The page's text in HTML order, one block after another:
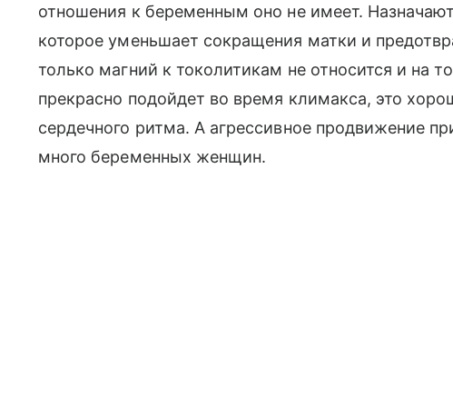
отношения к беременным оно не имеет.
которое уменьшает сокращения матки и
только магний к токолитикам не относится и на
прекрасно подойдет во время климакса, это
сердечного ритма. А агрессивное продвижение
много беременных женщин.